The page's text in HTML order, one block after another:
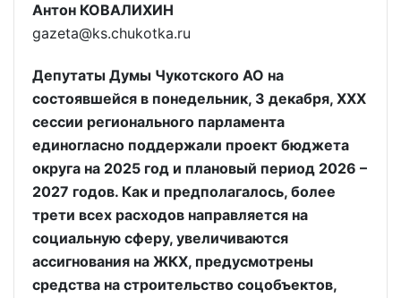
Антон КОВАЛИХИН
gazeta@ks.chukotka.ru
Депутаты Думы Чукотского АО на
состоявшейся в понедельник, 3 декабря, XXX
сессии регионального парламента
единогласно поддержали проект бюджета
округа на 2025 год и плановый период 2026 –
2027 годов. Как и предполагалось, более
трети всех расходов направляется на
социальную сферу, увеличиваются
ассигнования на ЖКХ, предусмотрены
средства на строительство соцобъектов,